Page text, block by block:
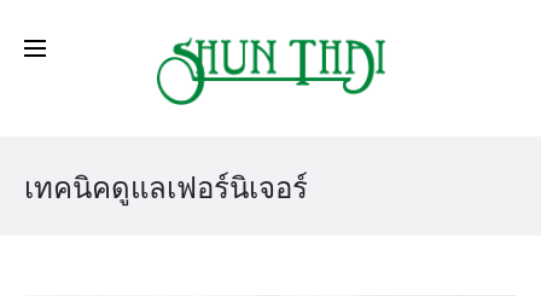
เทคนิคดูแลเฟอร์นิเจอร์